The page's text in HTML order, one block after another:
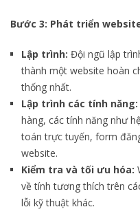
Bước 3: Phát triển
Lập trình: Đội ngũ lập
thành một website hoàn
thống nhất.
Lập trình các tính năng:
hàng, các tính năng như
toán trực tuyến, form
website.
Kiểm tra và tối ưu hóa:
về tính tương thích trên
lỗi kỹ thuật khác.